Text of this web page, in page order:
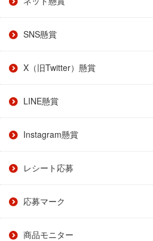
SNS懸賞
X（旧Twitter）懸賞
LINE懸賞
Instagram懸賞
レシート応募
応募マーク
商品モニター